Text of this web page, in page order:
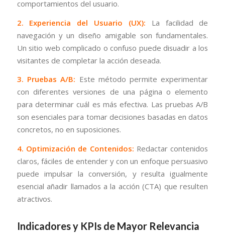
comportamientos del usuario.
2. Experiencia del Usuario (UX): La facilidad de
navegación y un diseño amigable son fundamentales.
Un sitio web complicado o confuso puede disuadir a los
visitantes de completar la acción deseada.
3. Pruebas A/B: Este método permite experimentar
con diferentes versiones de una página o elemento
para determinar cuál es más efectiva. Las pruebas A/B
son esenciales para tomar decisiones basadas en datos
concretos, no en suposiciones.
4. Optimización de Contenidos: Redactar contenidos
claros, fáciles de entender y con un enfoque persuasivo
puede impulsar la conversión, y resulta igualmente
esencial añadir llamados a la acción (CTA) que resulten
atractivos.
Indicadores y KPIs de Mayor Relevancia